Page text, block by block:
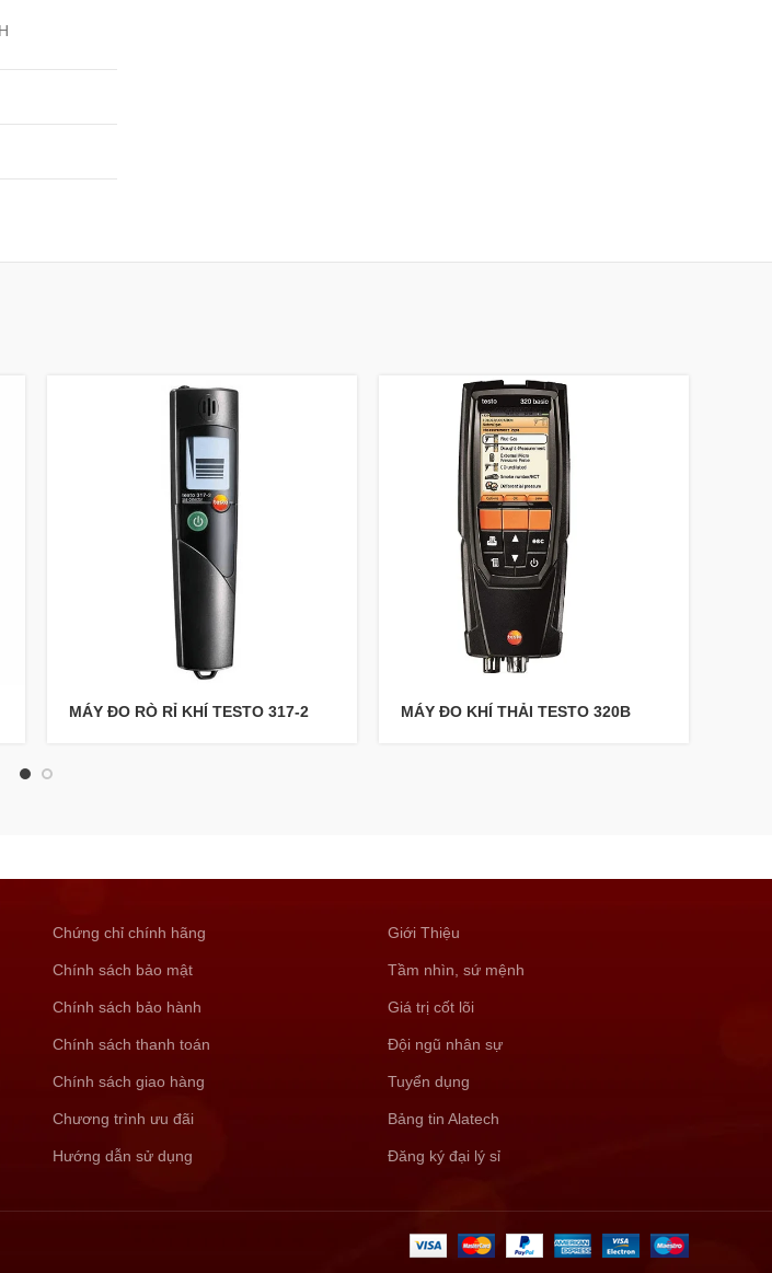
MÁY ĐO RÒ RỈ KHÍ TESTO 317-2 MÁY ĐO KHÍ THẢI TESTO 320B
Chứng chỉ chính hãng
Chính sách bảo mật
Chính sách bảo hành
Chính sách thanh toán
Chính sách giao hàng
Chương trình ưu đãi
Hướng dẫn sử dụng
Giới Thiệu
Tầm nhìn, sứ mệnh
Giá trị cốt lõi
Đội ngũ nhân sự
Tuyển dụng
Bảng tin Alatech
Đăng ký đại lý sỉ